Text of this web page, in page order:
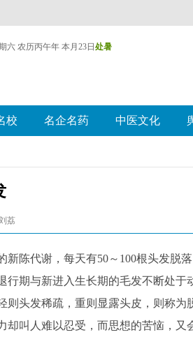
六 农历丙午年 本月23日 处暑
校 名企名药 中医文化
荔
陈代谢，每天有50～100根头发脱落
行期与新进入生长期的毛发不断处于
则头发稀疏，重则显露头皮，则称为
却叫人难以忍受，而思想的苦恼，又